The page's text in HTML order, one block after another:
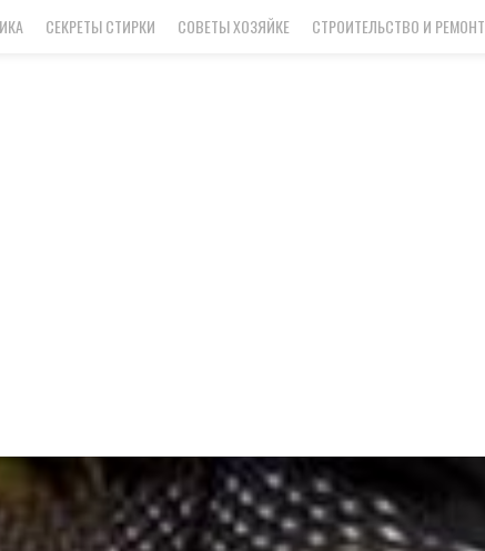
СЕКРЕТЫ СТИРКИ СОВЕТЫ ХОЗЯЙКЕ СТРОИТЕЛЬСТВО И РЕМОНТ